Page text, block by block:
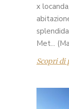
x
Met...
Scopri di